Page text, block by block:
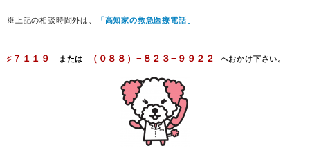
※上記の相談時間外は、 「高知家の救急医療電話」
♯７１１９ または （０８８）−８２３−９９２２ へおかけ下さい。